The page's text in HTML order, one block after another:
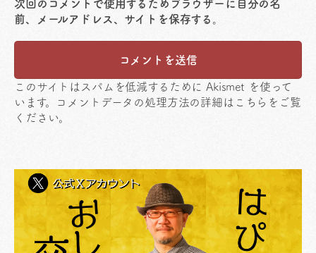
次回のコメントで使用するためブラウザーに自分の名
前、メールアドレス、サイトを保存する。
このサイトはスパムを低減するために Akismet を使って
います。
コメントデータの処理方法の詳細はこちらをご覧
ください。